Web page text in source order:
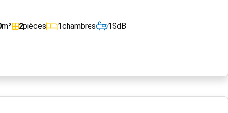
m² 2pièces 1chambres 1SdB